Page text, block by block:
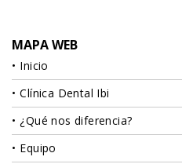
MAPA WEB
Inicio
Clínica Dental Ibi
¿Qué nos diferencia?
Equipo